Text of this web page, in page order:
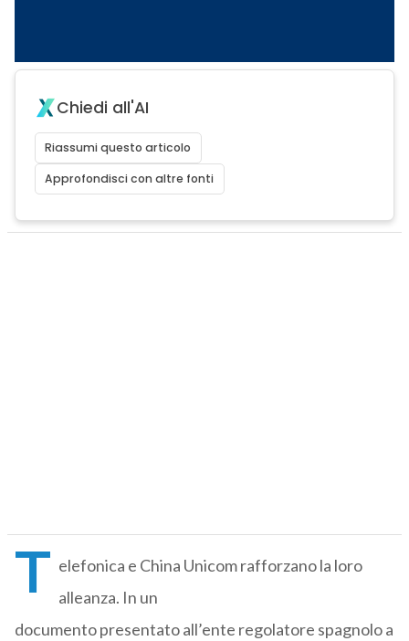
Chiedi all'AI
Riassumi questo articolo
Approfondisci con altre fonti
T elefonica e China Unicom rafforzano la loro
alleanza. In un
documento presentato all’ente regolatore spagnolo a